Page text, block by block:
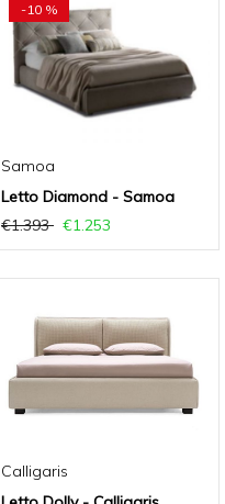
-10 %
Samoa
Letto Diamond - Samoa
€1.393
€1.253
Calligaris